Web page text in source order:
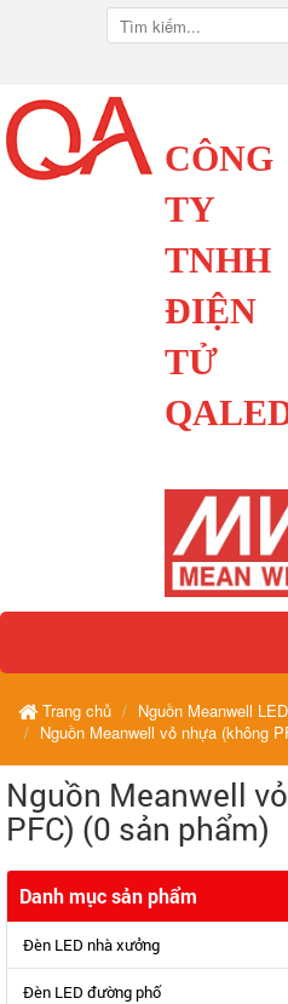
CÔNG
TY
TNHH
ĐIỆN
TỬ
Trang chủ
Nguồn Meanwell
Nguồn Meanwell vỏ nhựa (không
Nguồn Meanwell
PFC) (0 sản phẩm)
Danh mục sản phẩm
Đèn LED nhà xưởng
Đèn LED đường phố